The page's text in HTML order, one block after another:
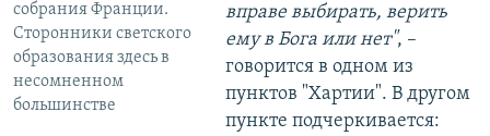
собрания Франции.
Сторонники светского
образования здесь в
несомненном
большинстве
вправе выбирать, верить
ему в Бога или нет", –
говорится в одном из
пунктов "Хартии". В другом
пункте подчеркивается: